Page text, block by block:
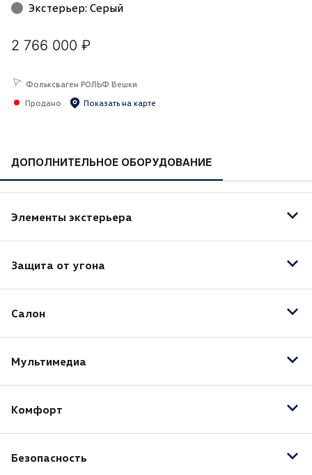
ДОПОЛНИТЕЛЬНОЕ ОБОРУДОВАНИЕ
Элементы экстерьера
Электропривод зеркал
Защита от угона
Иммобилайзер
Салон
Тёмный салон
Отделка кожей рулевого колеса
Отделка кожей рычага КПП
Мультимедиа
Bluetooth
Розетка 12V
Комфорт
Регулировка руля по вылету
Безопасность
Экстерьер: Серый
2 766 000 ₽
Фольксваген РОЛЬФ Вешки
Продано
Показать на карте